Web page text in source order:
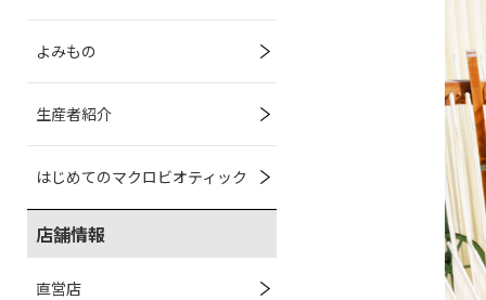
よみもの
生産者紹介
はじめてのマクロビオティック
店舗情報
直営店